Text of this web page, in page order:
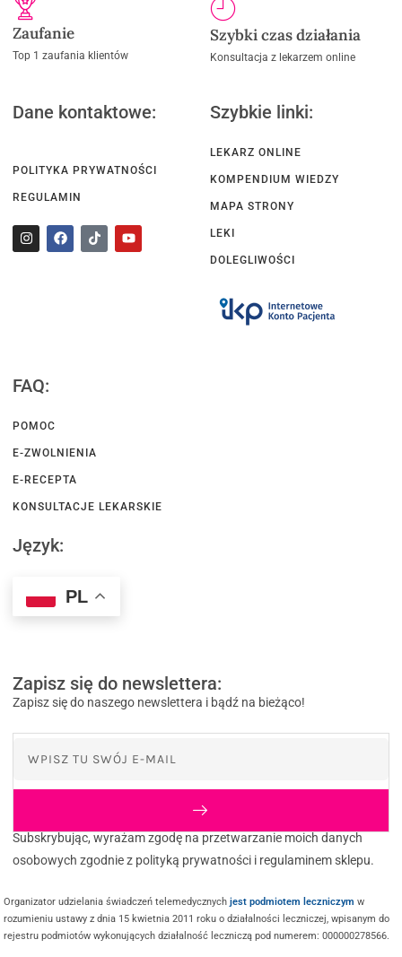
Zaufanie
Top 1 zaufania klientów
Szybki czas działania
Konsultacja z lekarzem online
Dane kontaktowe:
POLITYKA PRYWATNOŚCI
REGULAMIN
Szybkie linki:
LEKARZ ONLINE
KOMPENDIUM WIEDZY
MAPA STRONY
LEKI
DOLEGLIWOŚCI
FAQ:
POMOC
E-ZWOLNIENIA
E-RECEPTA
KONSULTACJE LEKARSKIE
Język:
PL
Zapisz się do newslettera:
Zapisz się do naszego newslettera i bądź na bieżąco!
Subskrybując, wyrażam zgodę na przetwarzanie moich danych
osobowych zgodnie z polityką prywatności i regulaminem sklepu.
Organizator udzielania świadczeń telemedycznychjest podmiotem leczniczym w
rozumieniu ustawy z dnia 15 kwietnia 2011 roku o działalności leczniczej, wpisanym do
rejestru podmiotów wykonujących działalność leczniczą pod numerem: 000000278566.